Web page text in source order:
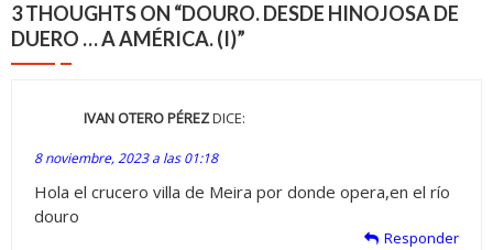
3 THOUGHTS ON “DOURO. DESDE HINOJOSA DE
DUERO … A AMÉRICA. (I)”
IVAN OTERO PÉREZDICE:
8 noviembre, 2023 a las 01:18
Hola el crucero villa de Meira por donde opera,en el río
douro
Responder